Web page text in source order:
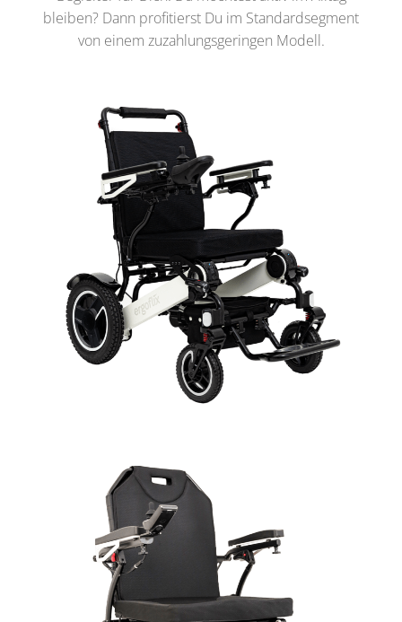
bleiben? Dann profitierst Du im Standardsegment
von einem zuzahlungsgeringen Modell.